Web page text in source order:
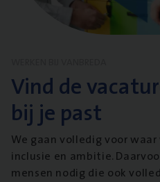
Vind de
bij je past
We gaan volledig voor
inclusie en ambitie.
mensen nodig die ook